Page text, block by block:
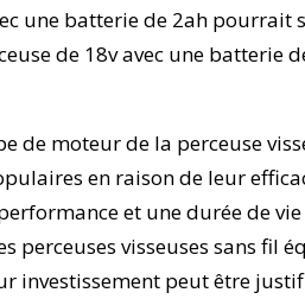
une batterie de 2ah
de 18v avec une batterie
de moteur de la perceuse
en raison de leur
et une durée de
visseuses sans fil
investissement peut être